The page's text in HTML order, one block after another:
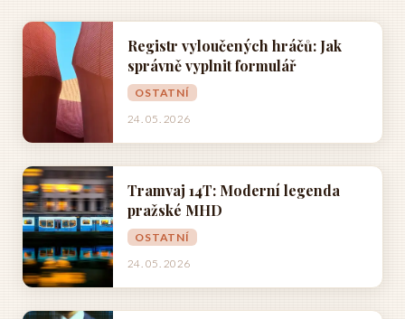
Registr vyloučených hráčů: Jak
správně vyplnit formulář
OSTATNÍ
24. 05. 2026
Tramvaj 14T: Moderní legenda
pražské MHD
OSTATNÍ
24. 05. 2026